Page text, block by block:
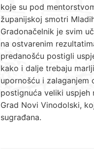
koje su pod
županijskoj smotri
Gradonačelnik je svim
na ostvarenim
predanošću postigli
kako i dalje trebaju
upornošću i zalaganjem
postignuća veliki uspjeh
Grad Novi Vinodolski,
sugrađana.